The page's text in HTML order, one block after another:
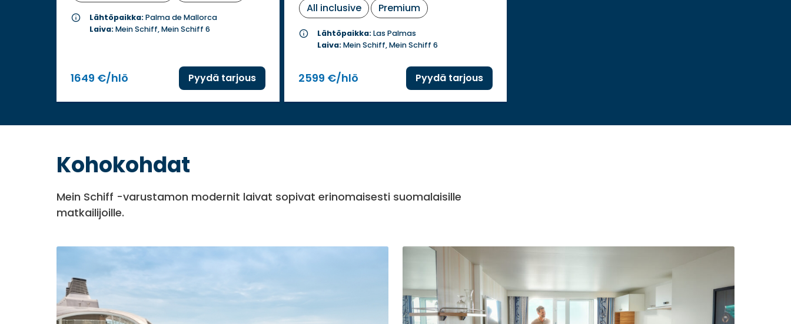
info Lähtöpaikka:Palma de Mallorca
Laiva:Mein Schiff, Mein Schiff 6
1649 €/hlö Pyydä tarjous
All inclusive Premium
info Lähtöpaikka:Las Palmas
Laiva:Mein Schiff, Mein Schiff 6
2599 €/hlö Pyydä tarjous
Kohokohdat
Mein Schiff -varustamon modernit laivat sopivat erinomaisesti suomalaisille
matkailijoille.